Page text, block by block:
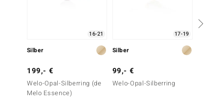
16-21
Silber
199,- €
Welo-Opal-Silberring (de
Melo Essence)
17-19
Silber
99,- €
Welo-Opal-Silberring